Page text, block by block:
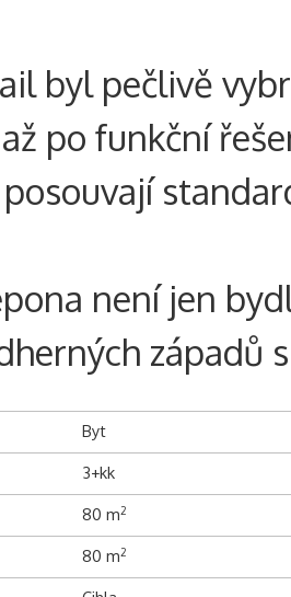
byl pečlivě
po funkční
není jen
západů
Byt
3+kk
80 m2
80 m2